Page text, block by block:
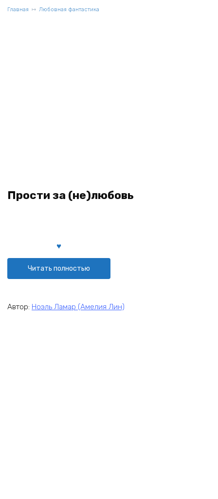
Главная Любовная фантастика
Прости за (не)любовь
Читать полностью
Автор: Ноэль Ламар (Амелия Лин)